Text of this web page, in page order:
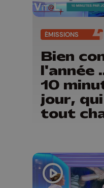
ÉMISSIONS
Bien
l'année
10
jour,
tout